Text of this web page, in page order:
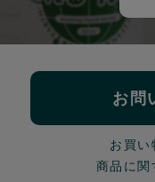
お問
お買い
商品に関